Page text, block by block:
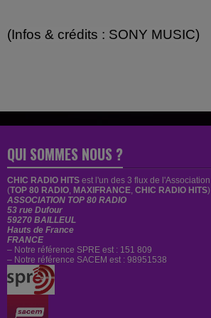
(Infos & crédits : SONY MUSIC)
QUI SOMMES NOUS ?
CHIC RADIO HITS est l'un des 3 flux de l'Association
(TOP 80 RADIO, MAXIFRANCE, CHIC RADIO HITS)
ASSOCIATION TOP 80 RADIO
53 rue Dufour
59270 BAILLEUL
Hauts de France
FRANCE
– Notre référence SPRE est : 151 809
– Notre référence SACEM est : 98951538